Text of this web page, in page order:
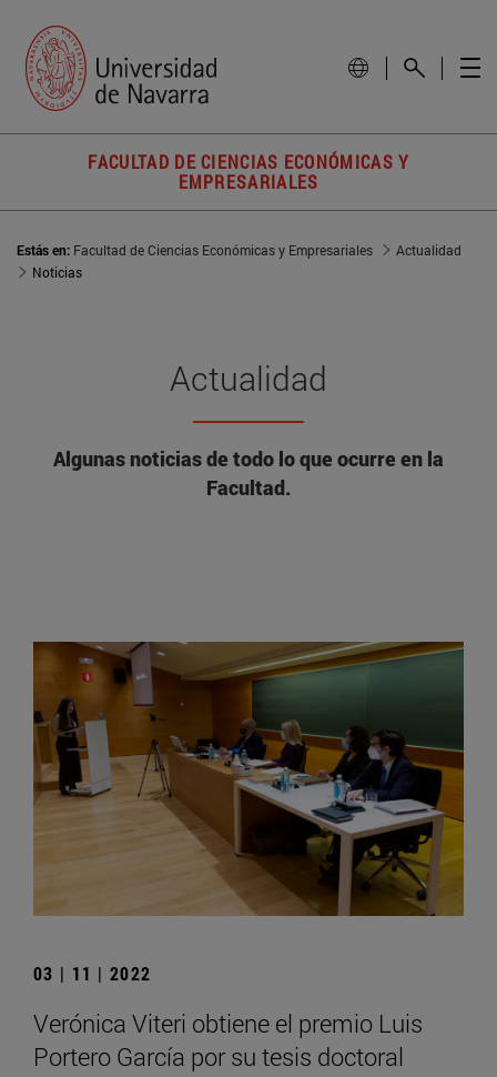
FACULTAD DE CIENCIAS ECONÓMICAS Y
EMPRESARIALES
Estás en: Facultad de Ciencias Económicas y Empresariales
Actualidad
Noticias
Actualidad
Algunas noticias de todo lo que ocurre en la
Facultad.
03 | 11 | 2022
Verónica Viteri obtiene el premio Luis
Portero García por su tesis doctoral